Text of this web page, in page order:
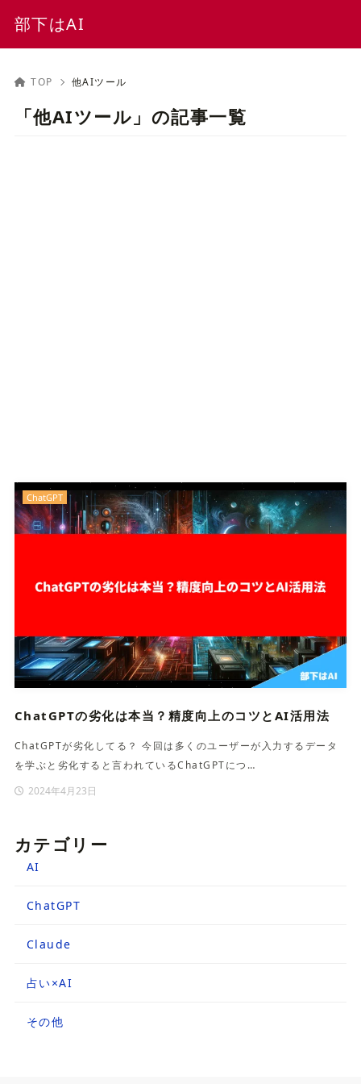
部下はAI
TOP 他AIツール
「他AIツール」の記事一覧
ChatGPTの劣化は本当？精度向上のコツとAI活用法
ChatGPTが劣化してる？ 今回は多くのユーザーが入力するデータ
を学ぶと劣化すると言われているChatGPTにつ…
2024年4月23日
ChatGPT
カテゴリー
AI
ChatGPT
Claude
占い×AI
その他